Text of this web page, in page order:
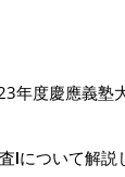
年度慶應義塾
について解説